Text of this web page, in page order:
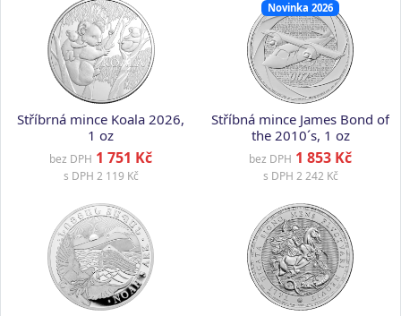
Stříbrná mince Koala 2026,
1 oz
bez DPH 1 751 Kč
s DPH 2 119 Kč
Novinka 2026
Stříbná mince James Bond of
the 2010´s, 1 oz
bez DPH 1 853 Kč
s DPH 2 242 Kč